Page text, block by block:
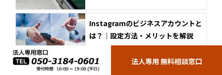
Instagramのビジネスアカウントと
は？｜設定方法・メリットを解説
法人専用 無料相談窓口